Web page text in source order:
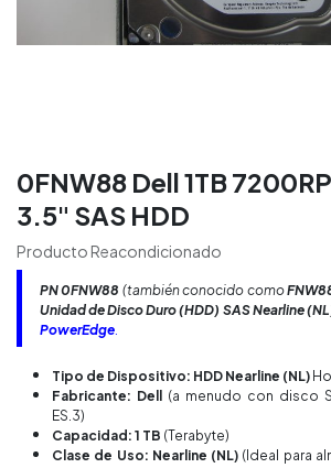
0FNW88 Dell 1TB
3.5" SAS HDD
Producto Reacondicionado
PN0FNW88 (también conocido como
Unidad de Disco Duro (HDD) SAS Nearline
PowerEdge.
Tipo de Dispositivo: HDD Nearline (NL)
Fabricante: Dell
(a menudo con disco
ES.3)
Capacidad: 1 TB (Terabyte)
Clase de Uso: Nearline (NL) (Ideal para